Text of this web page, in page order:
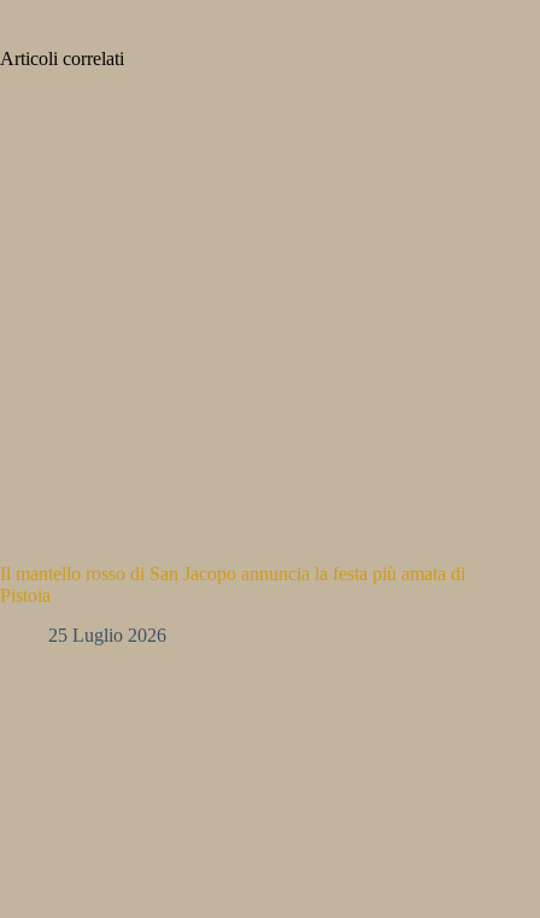
Articoli correlati
Il mantello rosso di San Jacopo annuncia la festa più amata di
Pistoia
25 Luglio 2026